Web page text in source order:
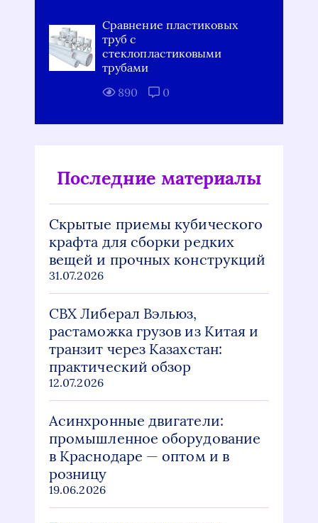
Сравнение пластиковых
труб с
стеклопластиковыми
трубами
890
0
Последние материалы
Скрытые приемы кубического
крафта для сборки редких
вещей и прочных конструкций
31.07.2026
СВХ Либерал Вэльюз,
растаможка грузов из Китая и
транзит через Казахстан:
практический обзор
12.07.2026
Асинхронные двигатели:
промышленное оборудование
в Краснодаре — оптом и в
розницу
19.06.2026